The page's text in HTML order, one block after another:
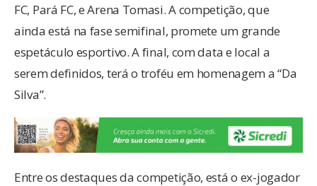
FC, Pará FC, e Arena Tomasi. A competição, que
ainda está na fase semifinal, promete um grande
espetáculo esportivo. A final, com data e local a
serem definidos, terá o troféu em homenagem a “Da
Silva”.
Entre os destaques da competição, está o ex-jogador